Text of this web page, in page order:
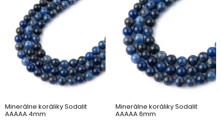
Minerálne koráliky Sodalit
AAAAA 4mm
Minerálne koráliky Sodalit
AAAAA 6mm